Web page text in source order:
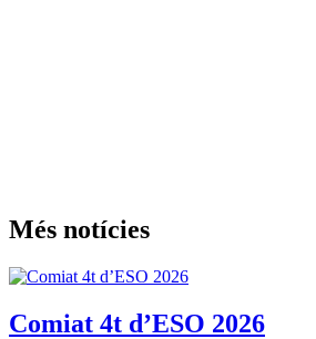
Més notícies
Comiat 4t d’ESO 2026